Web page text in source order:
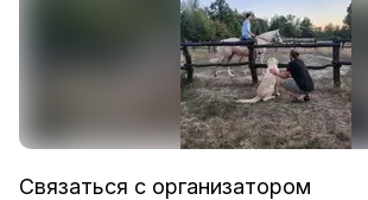
Связаться с организатором